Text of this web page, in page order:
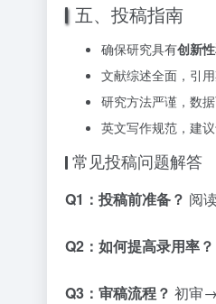
五、投稿指南
确保研究具有创新
文献综述全面，引
研究方法严谨，数
英文写作规范，建
常见投稿问题解答
Q1：投稿前准备？ 阅
Q2：如何提高录用率？
Q3：审稿流程？ 初审